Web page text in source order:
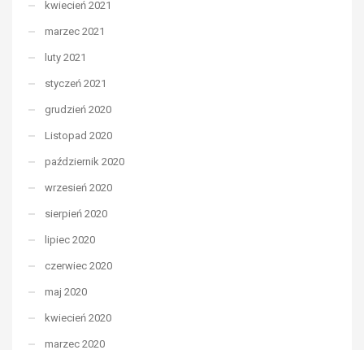
kwiecień 2021
marzec 2021
luty 2021
styczeń 2021
grudzień 2020
Listopad 2020
październik 2020
wrzesień 2020
sierpień 2020
lipiec 2020
czerwiec 2020
maj 2020
kwiecień 2020
marzec 2020